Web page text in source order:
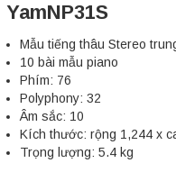
YamNP31S
Mẫu tiếng thâu Stereo
10 bài mẫu piano
Phím: 76
Polyphony: 32
Âm sắc: 10
Kích thước: rộng 1,244 x
Trọng lượng: 5.4 kg